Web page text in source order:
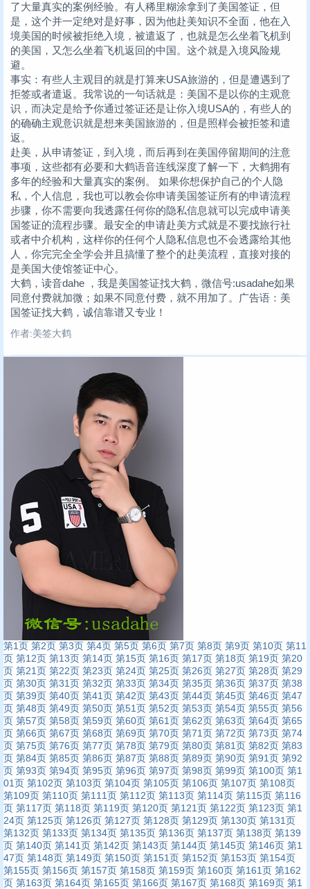
了大量真实的案例经验。有人稀里糊涂拿到了美国签证，但
是，这个并一定绝对是好事，因为他赴美知识不全面，他在入
境美国的时候被拒绝入境，被遣返了，也就是怎么坐着飞机到
的美国，又怎么坐着飞机返回的中国。这个就是入境风险规
避。
事实：有些人主观目的就是打算来USA旅游的，但是遭遇到了
拒签或者遣返。我常说的一句话就是：美国不是以你的主观意
识，而决定是给予你通过签证还是让你入境USA的，有些人的
的确确主观意识就是想来美国旅游的，但是照样会被拒签和遣
返。
赴美，从申请签证，到入境，而后再到在美国停留期间的注意
事项，这些都有必要和大鹤语音连线深度了解一下，大鹤拥有
多年的经验和大量真实的案例。 如果你想保护自己的个人隐
私，个人信息，我也可以教会你申请美国签证所有的申请流程
步骤，你不需要向我透露任何你的隐私信息就可以完成申请美
国签证的流程步骤。最安全的申请赴美方式就是不要找旅行社
或者中介机构，这样你的任何个人隐私信息也不会透露给其他
人，你完完全全学会并且搞懂了整个的赴美流程，直接对接的
是美国大使馆签证中心。
大鹤，读音dahe ，我是美国签证找大鹤，微信号:usadahe如果
同意付费就加微；如果不同意付费，就不用加了。广告语：美
国签证找大鹤，诚信靠谱又专业！
作者:美签大鹤
第1页 第2页 第3页 第4页 第5页 第6页 第7页 第8页 第9页 第10页 第11
页 第12页 第13页 第14页 第15页 第16页 第17页 第18页 第19页 第20
页 第21页 第22页 第23页 第24页 第25页 第26页 第27页 第28页 第29
页 第30页 第31页 第32页 第33页 第34页 第35页 第36页 第37页 第38
页 第39页 第40页 第41页 第42页 第43页 第44页 第45页 第46页 第47
页 第48页 第49页 第50页 第51页 第52页 第53页 第54页 第55页 第56
页 第57页 第58页 第59页 第60页 第61页 第62页 第63页 第64页 第65
页 第66页 第67页 第68页 第69页 第70页 第71页 第72页 第73页 第74
页 第75页 第76页 第77页 第78页 第79页 第80页 第81页 第82页 第83
页 第84页 第85页 第86页 第87页 第88页 第89页 第90页 第91页 第92
页 第93页 第94页 第95页 第96页 第97页 第98页 第99页 第100页 第1
01页 第102页 第103页 第104页 第105页 第106页 第107页 第108页
第109页 第110页 第111页 第112页 第113页 第114页 第115页 第116
页 第117页 第118页 第119页 第120页 第121页 第122页 第123页 第1
24页 第125页 第126页 第127页 第128页 第129页 第130页 第131页
第132页 第133页 第134页 第135页 第136页 第137页 第138页 第139
页 第140页 第141页 第142页 第143页 第144页 第145页 第146页 第1
47页 第148页 第149页 第150页 第151页 第152页 第153页 第154页
第155页 第156页 第157页 第158页 第159页 第160页 第161页 第162
页 第163页 第164页 第165页 第166页 第167页 第168页 第169页 第1